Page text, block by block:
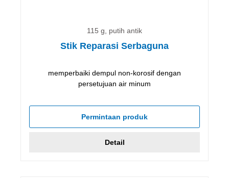
115 g, putih antik
Stik Reparasi Serbaguna
memperbaiki dempul non-korosif dengan
persetujuan air minum
Permintaan produk
Detail